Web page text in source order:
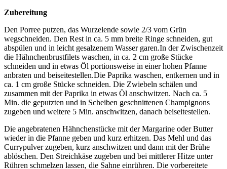
Zubereitung
Den Porree putzen, das Wurzelende sowie 2/3 vom Grün
wegschneiden. Den Rest in ca. 5 mm breite Ringe schneiden, gut
abspülen und in leicht gesalzenem Wasser garen.In der Zwischenzeit
die Hähnchenbrustfilets waschen, in ca. 2 cm große Stücke
schneiden und in etwas Öl portionsweise in einer hohen Pfanne
anbraten und beiseitestellen.Die Paprika waschen, entkernen und in
ca. 1 cm große Stücke schneiden. Die Zwiebeln schälen und
zusammen mit der Paprika in etwas Öl anschwitzen. Nach ca. 5
Min. die geputzten und in Scheiben geschnittenen Champignons
zugeben und weitere 5 Min. anschwitzen, danach beiseitestellen.
Die angebratenen Hähnchenstücke mit der Margarine oder Butter
wieder in die Pfanne geben und kurz erhitzen. Das Mehl und das
Currypulver zugeben, kurz anschwitzen und dann mit der Brühe
ablöschen. Den Streichkäse zugeben und bei mittlerer Hitze unter
Rühren schmelzen lassen, die Sahne einrühren. Die vorbereitete